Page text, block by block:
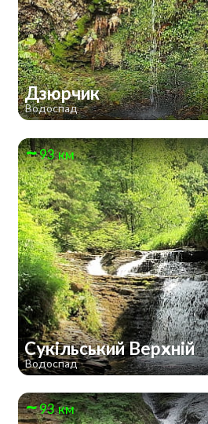
Дзюрчик
Водоспад
93 км
Сукільський Верхній
Водоспад
93 км